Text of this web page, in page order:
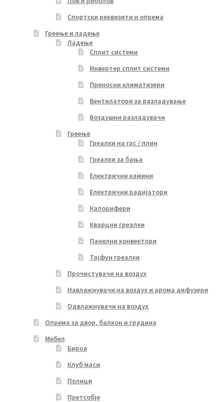
Спортски реквизити и опрема
Греење и ладење
Ладење
Сплит системи
Инвертер сплит системи
Преносни климатизери
Вентилатори за разладување
Воздушни разладувачи
Греење
Греалки на гас / плин
Греалки за бања
Електрични камини
Електрични радијатори
Калорифери
Кварцни греалки
Панелни конвектори
Тајфун греалки
Прочистувачи на воздух
Навлажнувачи на воздух и арома дифузери
Одвлажнувачи на воздух
Опрема за двор, балкон и градина
Мебел
Бироа
Клуб маси
Полици
Претсобје